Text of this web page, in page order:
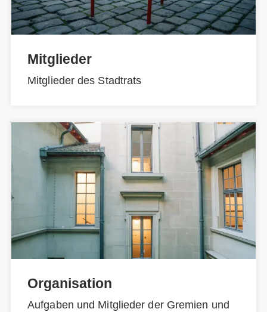
Mitglieder
Mitglieder des Stadtrats
Organisation
Aufgaben und Mitglieder der Gremien und